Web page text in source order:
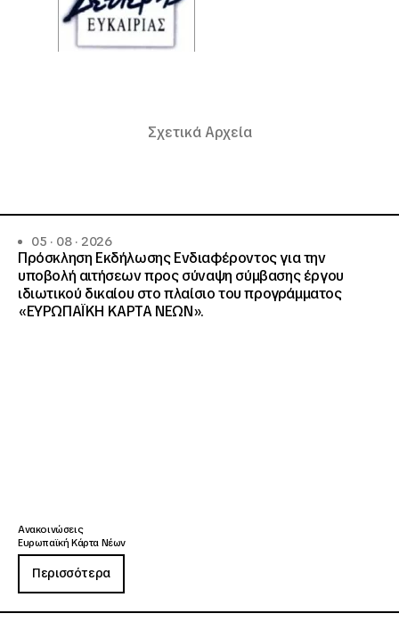
Σχετικά Αρχεία
05 · 08 · 2026
Πρόσκληση Εκδήλωσης Ενδιαφέροντος για την
υποβολή αιτήσεων προς σύναψη σύμβασης έργου
ιδιωτικού δικαίου στο πλαίσιο του προγράμματος
«ΕΥΡΩΠΑΪΚΗ ΚΑΡΤΑ ΝΕΩΝ».
Ανακοινώσεις
Ευρωπαϊκή Κάρτα Νέων
Περισσότερα